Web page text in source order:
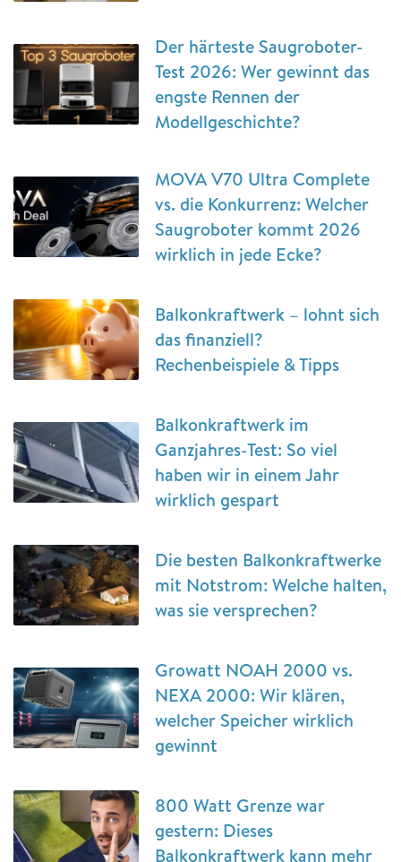
Der härteste Saugroboter-
Test 2026: Wer gewinnt das
engste Rennen der
Modellgeschichte?
MOVA V70 Ultra Complete
vs. die Konkurrenz: Welcher
Saugroboter kommt 2026
wirklich in jede Ecke?
Balkonkraftwerk – lohnt sich
das finanziell?
Rechenbeispiele & Tipps
Balkonkraftwerk im
Ganzjahres-Test: So viel
haben wir in einem Jahr
wirklich gespart
Die besten Balkonkraftwerke
mit Notstrom: Welche halten,
was sie versprechen?
Growatt NOAH 2000 vs.
NEXA 2000: Wir klären,
welcher Speicher wirklich
gewinnt
800 Watt Grenze war
gestern: Dieses
Balkonkraftwerk kann mehr